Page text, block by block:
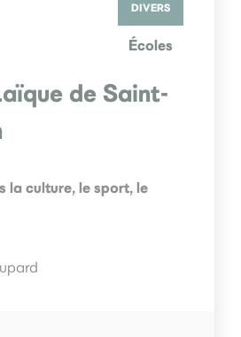
de Saint-
la culture, le sport, le
DIVERS
Écoles